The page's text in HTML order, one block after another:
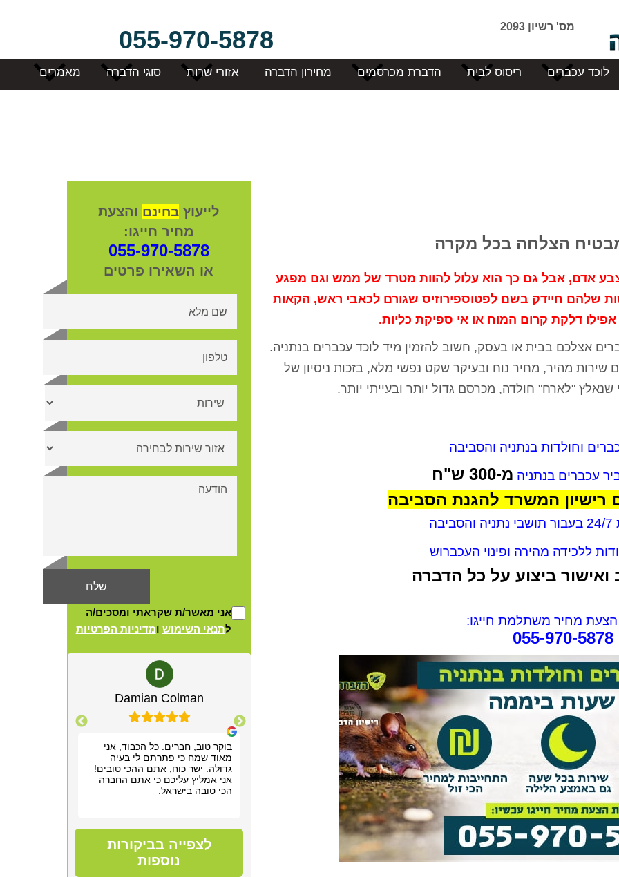
מס' רשיון 2093 055-970-5878
לוכד עכברים ריסוס לבית הדברת מכרסמים מחירון הדברה אזורי שרות סוגי הדברה מאמרים
הצלחה בכל מקרה
אדם, אבל גם כך הוא עלול להוות מטרד של ממש וגם מפגע
שלהם חיידק בשם לפטוספירוזיס שגורם לכאבי ראש, הקאות
דלקת קרום המוח או אי ספיקת כליות.
אצלכם בבית או בעסק, חשוב להזמין מיד לוכד עכברים בנתניה.
מהיר, מחיר נוח ובעיקר שקט נפשי מלא, בזכות ניסיון של
וחולדות בנתניה והסביבה
עכברים בנתניה מ-300 ש"ח
רישיון המשרד להגנת הסביבה
ללכידה מהירה ופינוי העכברוש
ביצוע על כל הדברה
מחיר משתלמת חייגו:
055-970-5878
לייעוץ בחינם והצעת
מחיר חייגו:
055-970-5878
או השאירו פרטים
אני מאשר/ת שקראתי ומסכים/ה
לתנאי השימוש ומדיניות הפרטיות
Liat Shavit Grievink
שירות וזמינות מצוינים. הגיע
במוצאי שבת ניגש מיד לעבודה
והצליח לתפוס את החולדה. הסביר
גם לגבי הדברה מונעת.
Yisrael Woolf
תודה על כל העזרה. התרשמנו מאוד
מנריה לויאני. הוא הגיע תוך שעה,
ביצע את העבודה מהר ונתן לנו
הסברים ברורים. כל הכבוד!
Damian Colman
בוקר טוב, חברים. כל הכבוד, אני
מאוד שמח כי פתרתם לי בעיה
גדולה. ישר כוח, אתם ההכי טובים!
אני אמליץ עליכם כי אתם החברה
הכי טובה בישראל.
לצפייה בביקורות
נוספות